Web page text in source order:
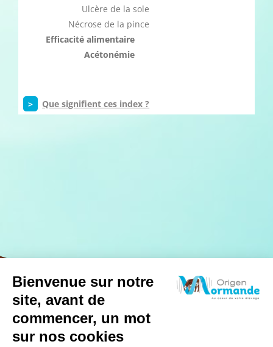
Ulcère de la sole
Nécrose de la pince
Efficacité alimentaire
Acétonémie
> Que signifient ces index ?